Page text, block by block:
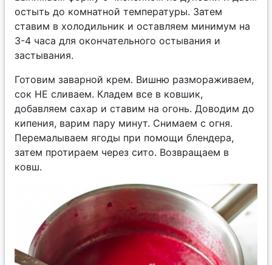
остыть до комнатной температуры. Затем
ставим в холодильник и оставляем минимум на
3-4 часа для окончательного остывания и
застывания.
Готовим заварной крем. Вишню размораживаем,
сок НЕ сливаем. Кладем все в ковшик,
добавляем сахар и ставим на огонь. Доводим до
кипения, варим пару минут. Снимаем с огня.
Перемалываем ягоды при помощи блендера,
затем протираем через сито. Возвращаем в
ковш.